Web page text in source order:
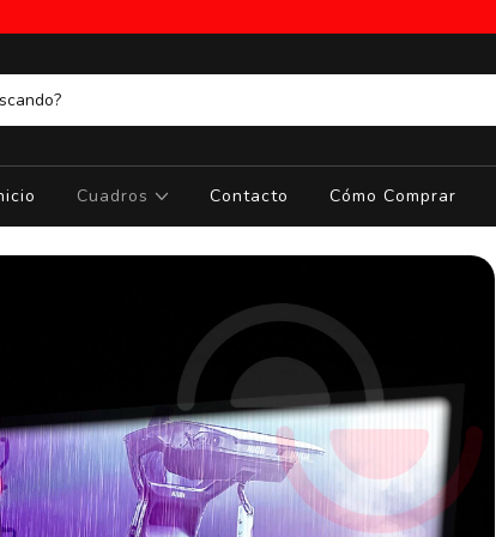
Cuadros Contacto Cómo Comprar